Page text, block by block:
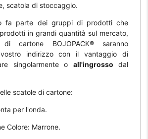
scatola di stoccaggio.
fa parte dei gruppi di prodotti che
in grandi quantità sul mercato,
cartone BOJOPACK® saranno
indirizzo con il vantaggio di
singolarmente o all'ingrosso dal
scatole di cartone:
per l'onda.
Colore: Marrone.